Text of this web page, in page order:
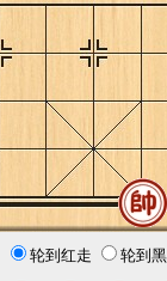
轮到红走 轮到